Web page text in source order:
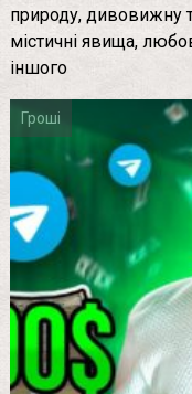
природу, дивовижну
містичні явища,
іншого
Гроші
Posts
pagination